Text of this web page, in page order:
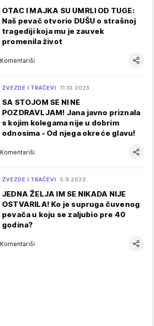
OTAC I MAJKA SU UMRLI OD TUGE:
Naš pevač otvorio DUŠU o strašnoj
tragediji koja mu je zauvek
promenila život
Komentariši
ZVEZDE I TRAČEVI 11.10.2023.
SA STOJOM SE NI NE
POZDRAVLJAM! Jana javno priznala
s kojim kolegama nije u dobrim
odnosima - Od njega okreće glavu!
Komentariši
ZVEZDE I TRAČEVI 5.9.2023.
JEDNA ŽELJA IM SE NIKADA NIJE
OSTVARILA! Ko je supruga čuvenog
pevača u koju se zaljubio pre 40
godina?
Komentariši